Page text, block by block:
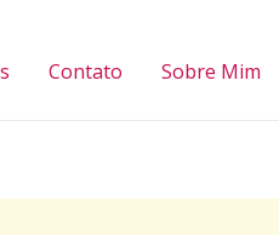
Contato Sobre Mim